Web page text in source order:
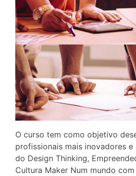
O curso tem como objetivo
profissionais mais inovadores
do Design Thinking,
Cultura Maker Num mundo